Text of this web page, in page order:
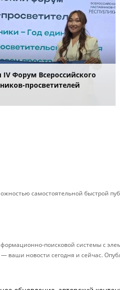
IV Форум Всероссийского
просветителей
самостоятельной быстрой
поисковой системы с
ваши новости сегодня и сейчас.